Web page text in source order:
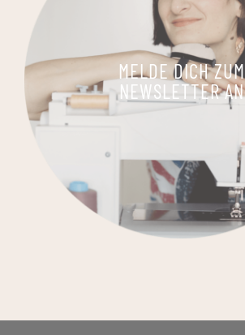
MELDE DICH ZUM
NEWSLETTER AN